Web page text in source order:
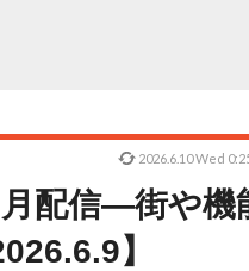
配信―街や機
】
2026.6.10 Wed